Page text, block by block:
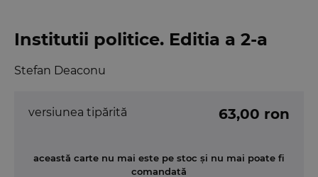
Institutii politice. Editia a 2-a
Stefan Deaconu
versiunea tipărită 63,00 ron
această carte nu mai este pe stoc și nu mai poate fi
comandată